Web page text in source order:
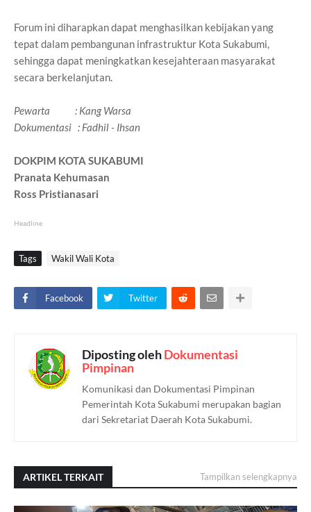
Forum ini diharapkan dapat menghasilkan kebijakan yang
tepat dalam pembangunan infrastruktur Kota Sukabumi,
sehingga dapat meningkatkan kesejahteraan masyarakat
secara berkelanjutan.
Pewarta : Kang Warsa
Dokumentasi : Fadhil - Ihsan
DOKPIM KOTA SUKABUMI
Pranata Kehumasan
Ross Pristianasari
Headline
Tags Wakil Wali Kota
Facebook Twitter
Diposting olehDokumentasi
Pimpinan
Komunikasi dan Dokumentasi Pimpinan
Pemerintah Kota Sukabumi merupakan bagian
dari Sekretariat Daerah Kota Sukabumi.
ARTIKEL TERKAIT Tampilkan selengkapnya